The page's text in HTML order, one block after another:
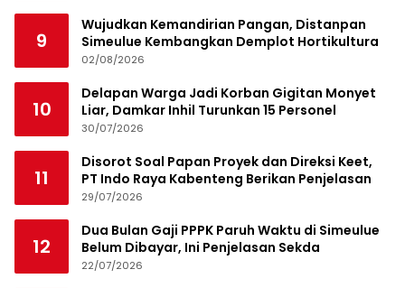
9
Wujudkan Kemandirian Pangan, Distanpan
Simeulue Kembangkan Demplot Hortikultura
02/08/2026
10
Delapan Warga Jadi Korban Gigitan Monyet
Liar, Damkar Inhil Turunkan 15 Personel
30/07/2026
11
Disorot Soal Papan Proyek dan Direksi Keet,
PT Indo Raya Kabenteng Berikan Penjelasan
29/07/2026
12
Dua Bulan Gaji PPPK Paruh Waktu di Simeulue
Belum Dibayar, Ini Penjelasan Sekda
22/07/2026